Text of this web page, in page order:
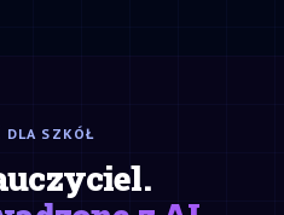
DLA SZKÓŁ